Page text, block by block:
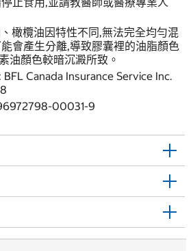
橄欖油因特性不同,無法完全均勻混
會產生分離,導致膠囊裡的油脂顏色
油顏色較暗沉澱所致。
Canada Insurance Service Inc.
00031-9